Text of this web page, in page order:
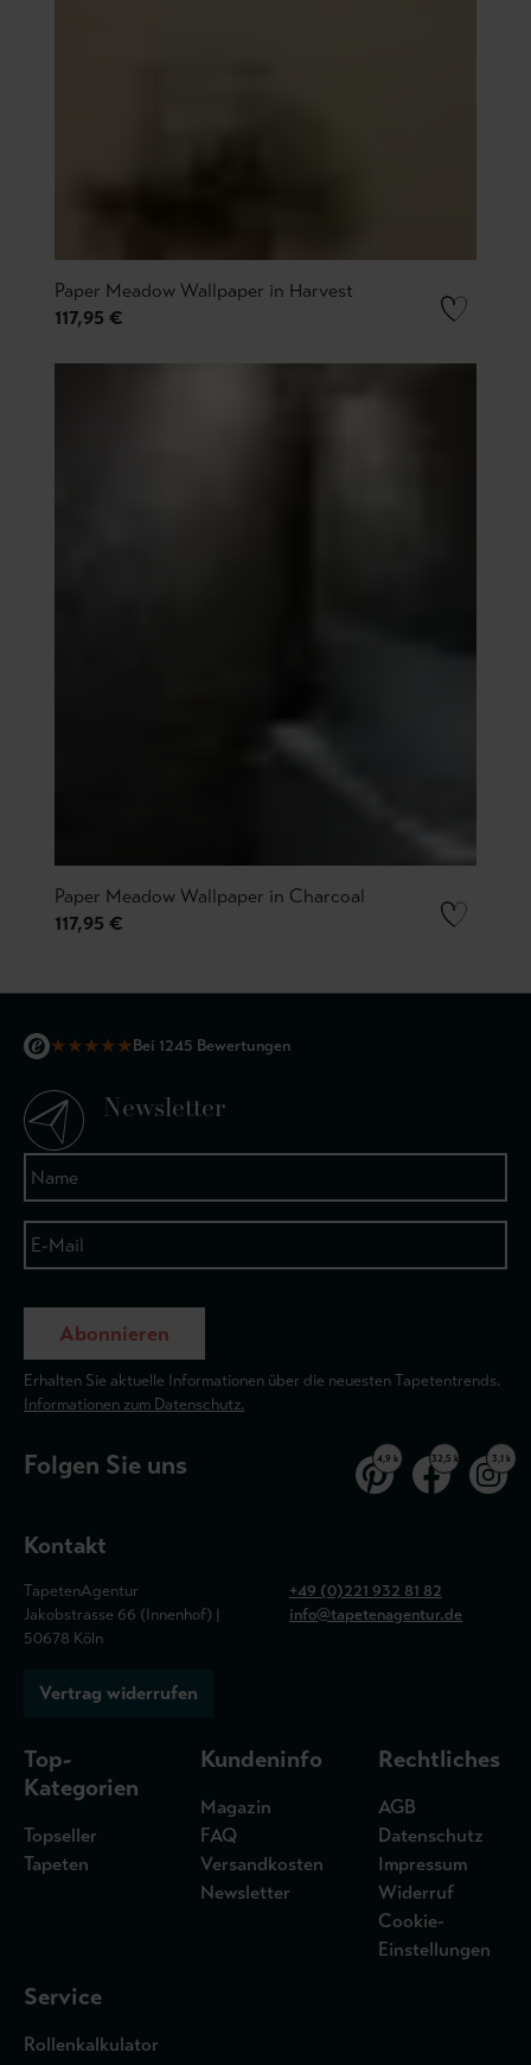
Paper Meadow Wallpaper in Harvest
117,95 €
Paper Meadow Wallpaper in Charcoal
117,95 €
★★★★★Bei 1245 Bewertungen
Newsletter
Abonnieren
Erhalten Sie aktuelle Informationen über die neuesten Tapetentrends.
Informationen zum Datenschutz.
Folgen Sie uns 4,9 k 32,5 k 3,1 k
Kontakt
TapetenAgentur
Jakobstrasse 66 (Innenhof) |
50678 Köln
+49 (0)221 932 81 82
info@tapetenagentur.de
Vertrag widerrufen
Top-
Kategorien
Topseller
Tapeten
Kundeninfo
Magazin
FAQ
Versandkosten
Newsletter
Rechtliches
AGB
Datenschutz
Impressum
Widerruf
Cookie-
Einstellungen
Service
Rollenkalkulator